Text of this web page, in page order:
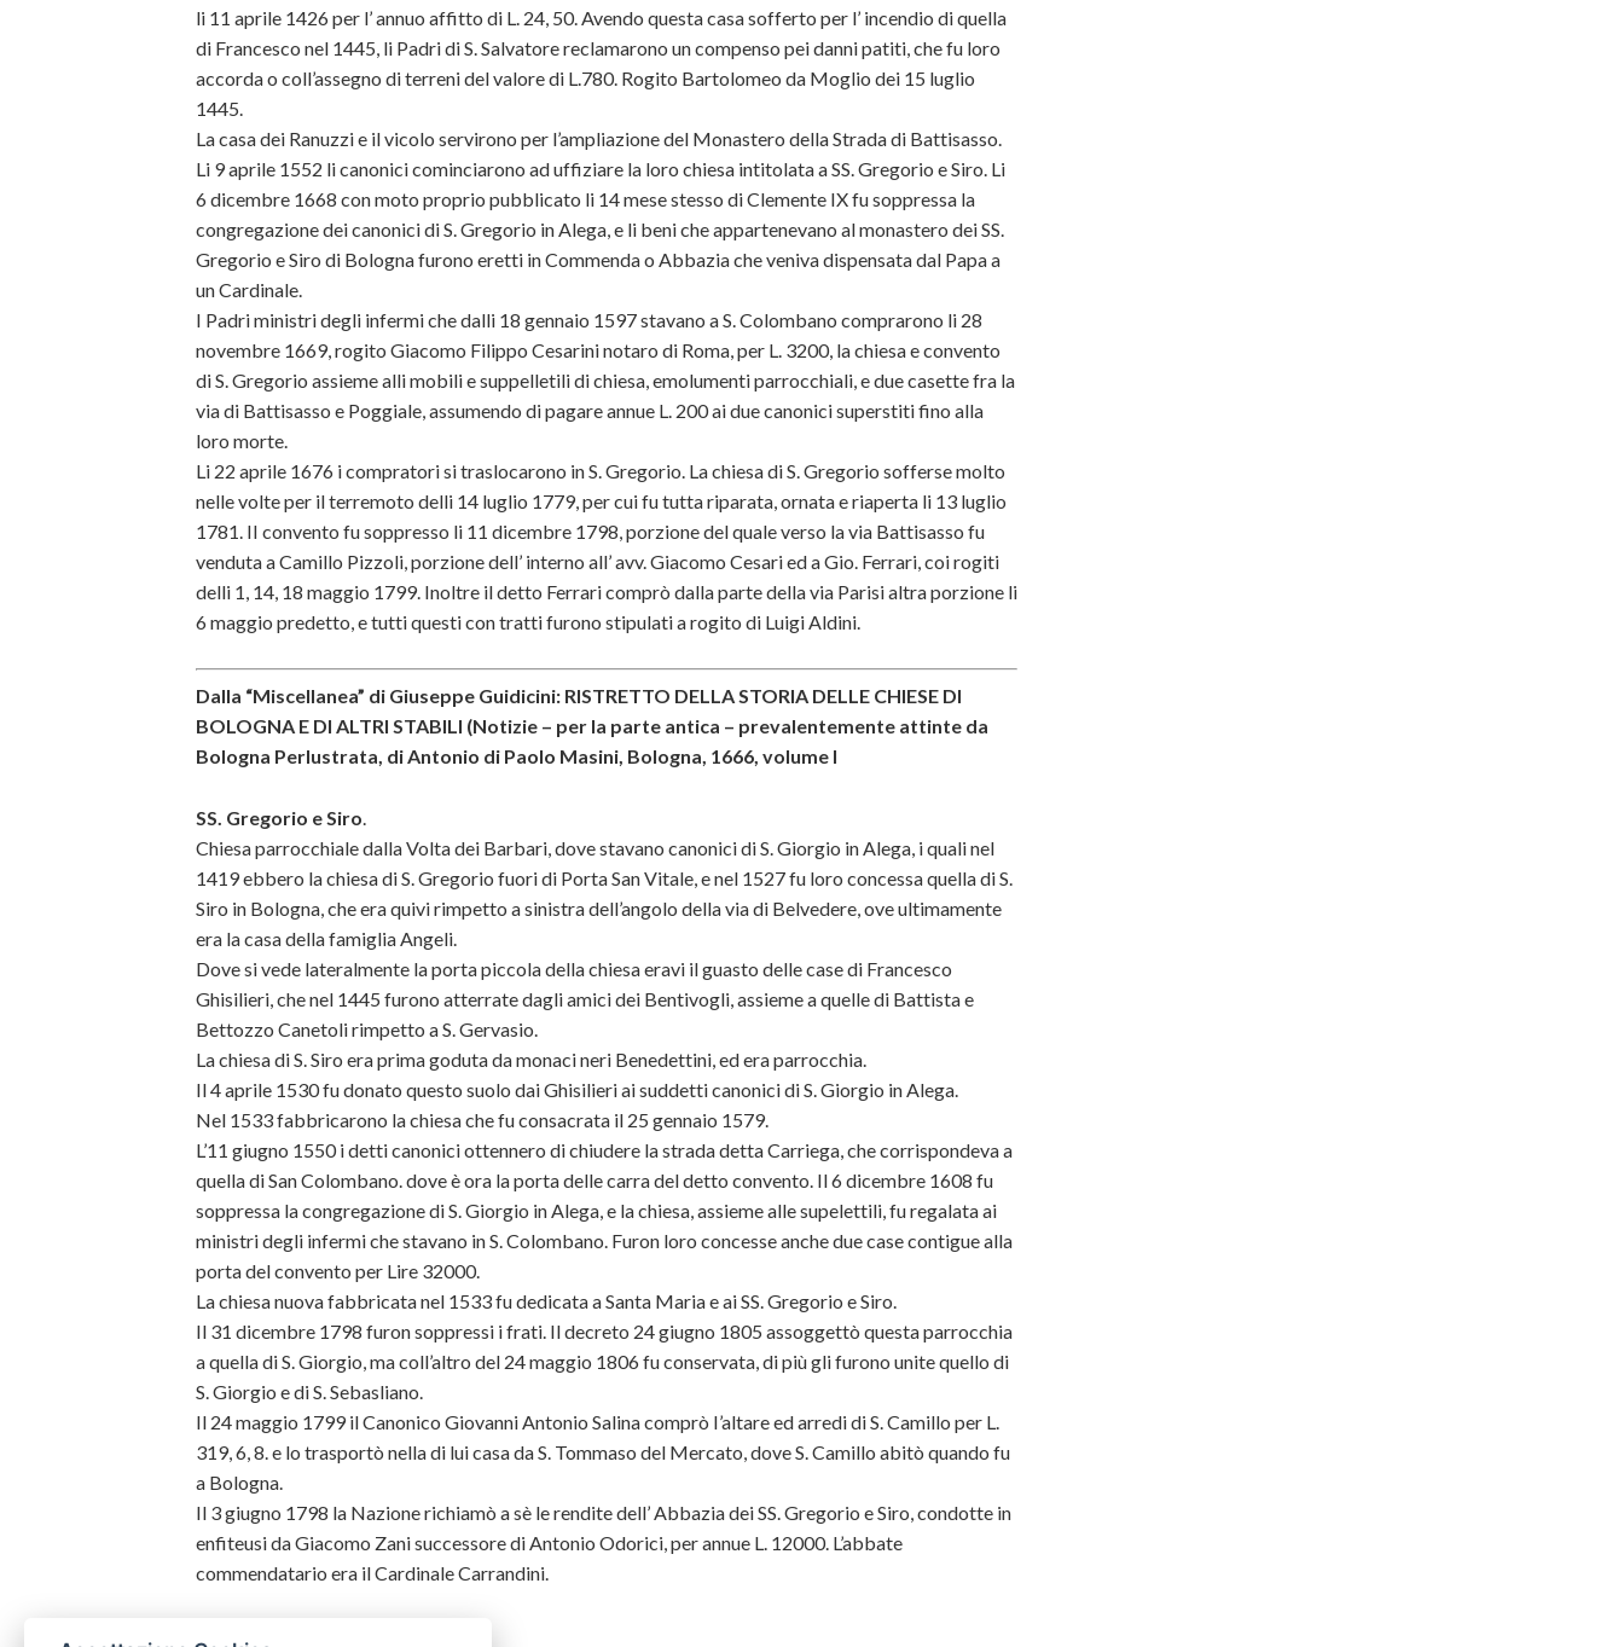
li 11 aprile 1426 per l’ annuo affitto di L. 24, 50. Avendo questa casa sofferto per l’ incendio di quella
di Francesco nel 1445, li Padri di S. Salvatore reclamarono un compenso pei danni patiti, che fu loro
accorda o coll’assegno di terreni del valore di L.780. Rogito Bartolomeo da Moglio dei 15 luglio
1445.
La casa dei Ranuzzi e il vicolo servirono per l’ampliazione del Monastero della Strada di Battisasso.
Li 9 aprile 1552 li canonici cominciarono ad uffiziare la loro chiesa intitolata a SS. Gregorio e Siro. Li
6 dicembre 1668 con moto proprio pubblicato li 14 mese stesso di Clemente IX fu soppressa la
congregazione dei canonici di S. Gregorio in Alega, e li beni che appartenevano al monastero dei SS.
Gregorio e Siro di Bologna furono eretti in Commenda o Abbazia che veniva dispensata dal Papa a
un Cardinale.
I Padri ministri degli infermi che dalli 18 gennaio 1597 stavano a S. Colombano comprarono li 28
novembre 1669, rogito Giacomo Filippo Cesarini notaro di Roma, per L. 3200, la chiesa e convento
di S. Gregorio assieme alli mobili e suppelletili di chiesa, emolumenti parrocchiali, e due casette fra la
via di Battisasso e Poggiale, assumendo di pagare annue L. 200 ai due canonici superstiti fino alla
loro morte.
Li 22 aprile 1676 i compratori si traslocarono in S. Gregorio. La chiesa di S. Gregorio sofferse molto
nelle volte per il terremoto delli 14 luglio 1779, per cui fu tutta riparata, ornata e riaperta li 13 luglio
1781. II convento fu soppresso li 11 dicembre 1798, porzione del quale verso la via Battisasso fu
venduta a Camillo Pizzoli, porzione dell’ interno all’ avv. Giacomo Cesari ed a Gio. Ferrari, coi rogiti
delli 1, 14, 18 maggio 1799. Inoltre il detto Ferrari comprò dalla parte della via Parisi altra porzione li
6 maggio predetto, e tutti questi con tratti furono stipulati a rogito di Luigi Aldini.
Dalla “Miscellanea” di Giuseppe Guidicini: RISTRETTO DELLA STORIA DELLE CHIESE DI
BOLOGNA E DI ALTRI STABILI (Notizie – per la parte antica – prevalentemente attinte da
Bologna Perlustrata, di Antonio di Paolo Masini, Bologna, 1666, volume I
SS. Gregorio e Siro.
Chiesa parrocchiale dalla Volta dei Barbari, dove stavano canonici di S. Giorgio in Alega, i quali nel
1419 ebbero la chiesa di S. Gregorio fuori di Porta San Vitale, e nel 1527 fu loro concessa quella di S.
Siro in Bologna, che era quivi rimpetto a sinistra dell’angolo della via di Belvedere, ove ultimamente
era la casa della famiglia Angeli.
Dove si vede lateralmente la porta piccola della chiesa eravi il guasto delle case di Francesco
Ghisilieri, che nel 1445 furono atterrate dagli amici dei Bentivogli, assieme a quelle di Battista e
Bettozzo Canetoli rimpetto a S. Gervasio.
La chiesa di S. Siro era prima goduta da monaci neri Benedettini, ed era parrocchia.
Il 4 aprile 1530 fu donato questo suolo dai Ghisilieri ai suddetti canonici di S. Giorgio in Alega.
Nel 1533 fabbricarono la chiesa che fu consacrata il 25 gennaio 1579.
L’11 giugno 1550 i detti canonici ottennero di chiudere la strada detta Carriega, che corrispondeva a
quella di San Colombano. dove è ora la porta delle carra del detto convento. Il 6 dicembre 1608 fu
soppressa la congregazione di S. Giorgio in Alega, e la chiesa, assieme alle supelettili, fu regalata ai
ministri degli infermi che stavano in S. Colombano. Furon loro concesse anche due case contigue alla
porta del convento per Lire 32000.
La chiesa nuova fabbricata nel 1533 fu dedicata a Santa Maria e ai SS. Gregorio e Siro.
Il 31 dicembre 1798 furon soppressi i frati. Il decreto 24 giugno 1805 assoggettò questa parrocchia
a quella di S. Giorgio, ma coll’altro del 24 maggio 1806 fu conservata, di più gli furono unite quello di
S. Giorgio e di S. Sebasliano.
Il 24 maggio 1799 il Canonico Giovanni Antonio Salina comprò I’altare ed arredi di S. Camillo per L.
319, 6, 8. e lo trasportò nella di lui casa da S. Tommaso del Mercato, dove S. Camillo abitò quando fu
a Bologna.
Il 3 giugno 1798 la Nazione richiamò a sè le rendite dell’ Abbazia dei SS. Gregorio e Siro, condotte in
enfiteusi da Giacomo Zani successore di Antonio Odorici, per annue L. 12000. L’abbate
commendatario era il Cardinale Carrandini.